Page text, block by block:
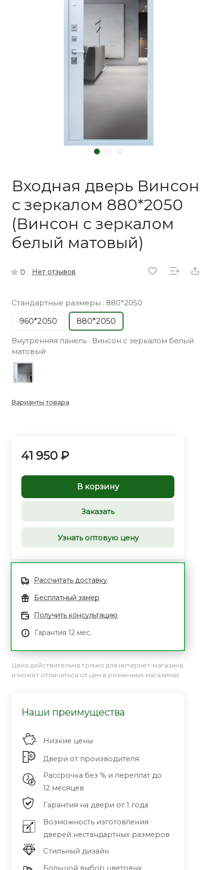
Входная дверь Винсон
с зеркалом 880*2050
(Винсон с зеркалом
белый матовый)
0 Нет отзывов
Стандартные размеры : 880*2050
960*2050
880*2050
Внутренняя панель : Винсон с зеркалом белый
матовый
Варианты товара
41 950 ₽
В корзину
Заказать
Узнать оптовую цену
Рассчитать доставку
Бесплатный замер
Получить консультацию
Гарантия 12 мес.
Цена действительна только для интернет-магазина
и может отличаться от цен в розничных магазинах
Наши преимущества
Низкие цены
Двери от производителя
Рассрочка без % и переплат до
12 месяцев
Гарантия на двери от 1 года
Возможность изготовления
дверей нестандартных размеров
Стильный дизайн
Большой выбор цветовых